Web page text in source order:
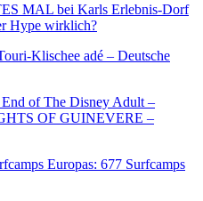
MAL bei Karls Erlebnis-Dorf
Hype wirklich?
Klischee adé – Deutsche
of The Disney Adult –
OF GUINEVERE –
Europas: 677 Surfcamps